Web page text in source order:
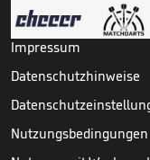
Impressum
Datenschutzhinweise
Nutzungsbedingungen